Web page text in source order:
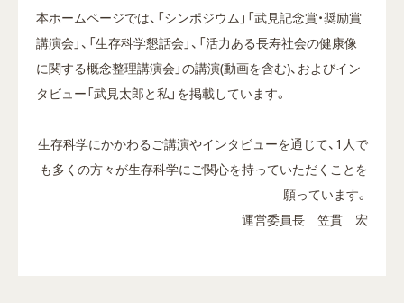
本ホームページでは、「シンポジウム」「武見記念賞・奨励賞
講演会」、「生存科学懇話会」、「活力ある長寿社会の健康像
に関する概念整理講演会」の講演(動画を含む)、およびイン
タビュー「武見太郎と私」 を掲載しています。
生存科学にかかわるご講演やインタビューを通じて、1人で
も多くの方々が生存科学にご関心を持っていただくことを
願っています。
運営委員長 笠貫 宏